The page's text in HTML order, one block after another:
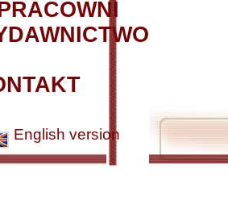
English version